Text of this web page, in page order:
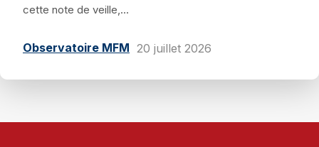
cette note de veille,...
Observatoire MFM 20 juillet 2026